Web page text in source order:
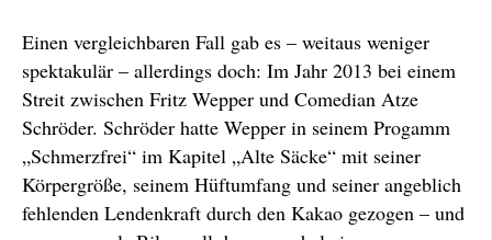
Einen vergleichbaren Fall gab es – weitaus weniger
spektakulär – allerdings doch: Im Jahr 2013 bei einem
Streit zwischen Fritz Wepper und Comedian Atze
Schröder. Schröder hatte Wepper in seinem Progamm
„Schmerzfrei“ im Kapitel „Alte Säcke“ mit seiner
Körpergröße, seinem Hüft­umfang und seiner angeblich
fehlenden Lendenkraft durch den Kakao gezogen – und